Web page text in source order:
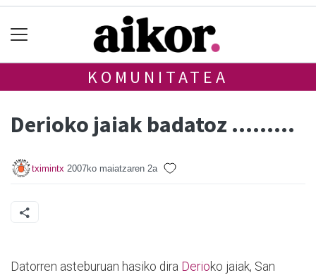
KOMUNITATEA
Derioko jaiak badatoz .........
tximintx 2007ko maiatzaren 2a
Datorren asteburuan hasiko dira Derioko jaiak, San